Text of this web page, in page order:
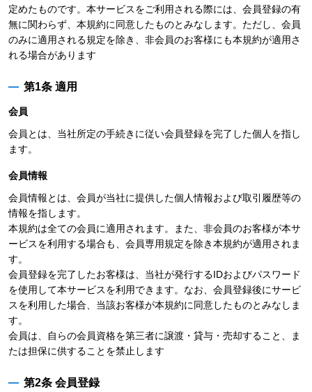
定めたものです。本サービスをご利用される際には、会員登録の有
無に関わらず、本規約に同意したものとみなします。ただし、会員
のみに適用される規定を除き、非会員のお客様にも本規約が適用さ
れる場合があります
第1条 適用
会員
会員とは、当社所定の手続きに従い会員登録を完了した個人を指し
ます。
会員情報
会員情報とは、会員が当社に提供した個人情報および取引履歴等の
情報を指します。
本規約は全ての会員に適用されます。また、非会員のお客様が本サ
ービスを利用する場合も、会員専用規定を除き本規約が適用されま
す。
会員登録を完了したお客様は、当社が発行するIDおよびパスワード
を使用して本サービスを利用できます。なお、会員登録後にサービ
スを利用した場合、当該お客様が本規約に同意したものとみなしま
す。
会員は、自らの会員資格を第三者に譲渡・貸与・売却すること、ま
たは担保に供することを禁止します
第2条 会員登録